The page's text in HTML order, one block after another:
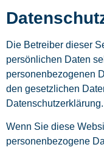
Die Betreiber dieser
persönlichen Daten
personenbezogenen
den gesetzlichen
Datenschutzerklärung.
Wenn Sie diese
personenbezogene